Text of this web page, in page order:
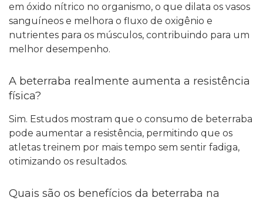
em óxido nítrico no organismo, o que dilata os vasos
sanguíneos e melhora o fluxo de oxigênio e
nutrientes para os músculos, contribuindo para um
melhor desempenho.
A beterraba realmente aumenta a resistência
física?
Sim. Estudos mostram que o consumo de beterraba
pode aumentar a resistência, permitindo que os
atletas treinem por mais tempo sem sentir fadiga,
otimizando os resultados.
Quais são os benefícios da beterraba na